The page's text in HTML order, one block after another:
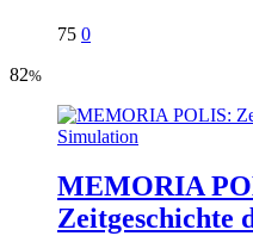
75 0
82%
Simulation
MEMORIA
Zeitgeschichte